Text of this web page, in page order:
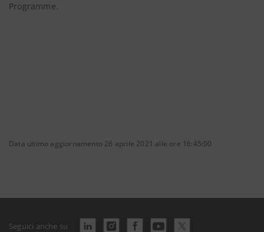
Programme.
Data ultimo aggiornamento 26 aprile 2021 alle ore 16:45:00
Seguici anche su